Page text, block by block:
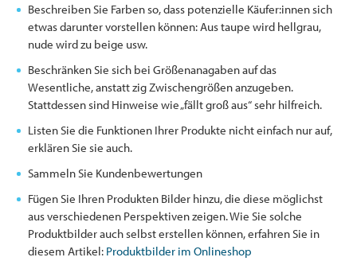
Beschreiben Sie Farben so, dass potenzielle Käufer:innen sich
etwas darunter vorstellen können: Aus taupe wird hellgrau,
nude wird zu beige usw.
Beschränken Sie sich bei Größenanagaben auf das
Wesentliche, anstatt zig Zwischengrößen anzugeben.
Stattdessen sind Hinweise wie „fällt groß aus“ sehr hilfreich.
Listen Sie die Funktionen Ihrer Produkte nicht einfach nur auf,
erklären Sie sie auch.
Sammeln Sie Kundenbewertungen
Fügen Sie Ihren Produkten Bilder hinzu, die diese möglichst
aus verschiedenen Perspektiven zeigen. Wie Sie solche
Produktbilder auch selbst erstellen können, erfahren Sie in
diesem Artikel: Produktbilder im Onlineshop